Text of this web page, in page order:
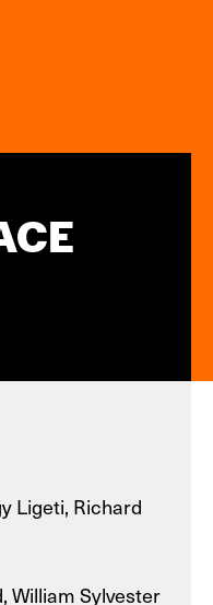
Ligeti, Richard
William Sylvester